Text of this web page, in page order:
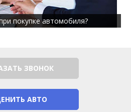
покупке автомобиля?
ЗВОНОК
АВТО